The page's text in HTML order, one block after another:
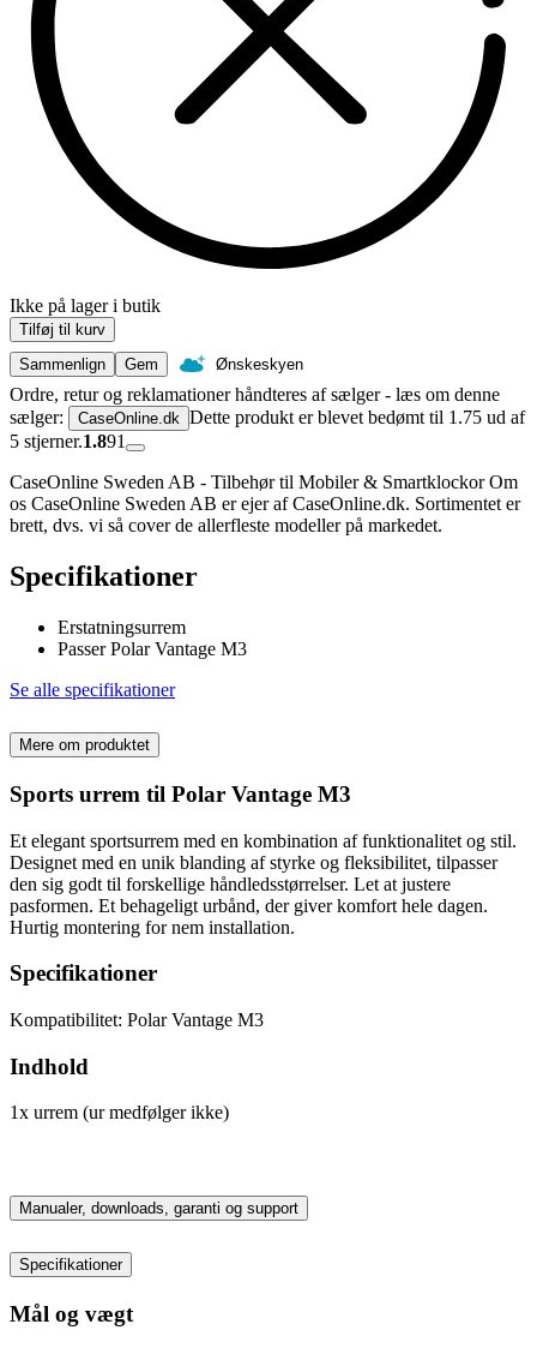
Ikke på lager i butik
Tilføj til kurv
Sammenlign
Gem Ønskeskyen
Ordre, retur og reklamationer håndteres af sælger - læs om denne
sælger:
CaseOnline.dk Dette produkt er blevet bedømt til 1.75 ud af
5 stjerner.1.891
CaseOnline Sweden AB - Tilbehør til Mobiler & Smartklockor Om
os CaseOnline Sweden AB er ejer af CaseOnline.dk. Sortimentet er
brett, dvs. vi så cover de allerfleste modeller på markedet.
Specifikationer
Erstatningsurrem
Passer Polar Vantage M3
Se alle specifikationer
Mere om produktet
Sports urrem til Polar Vantage M3
Et elegant sportsurrem med en kombination af funktionalitet og stil.
Designet med en unik blanding af styrke og fleksibilitet, tilpasser
den sig godt til forskellige håndledsstørrelser. Let at justere
pasformen. Et behageligt urbånd, der giver komfort hele dagen.
Hurtig montering for nem installation.
Specifikationer
Kompatibilitet: Polar Vantage M3
Indhold
1x urrem (ur medfølger ikke)
Manualer, downloads, garanti og support
Specifikationer
Mål og vægt